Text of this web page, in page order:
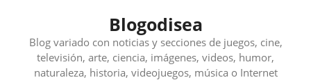
contenido
Blogodisea
Blog variado con noticias y secciones de juegos, cine,
televisión, arte, ciencia, imágenes, videos, humor,
naturaleza, historia, videojuegos, música o Internet